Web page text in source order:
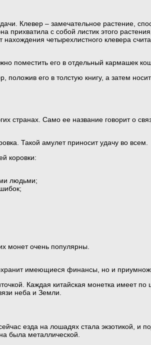
Клевер – замечательное растение,
прихватила с собой листик этого
четырехлистного клевера
поместить его в отдельный кармашек
положив его в толстую книгу, а затем
странах. Само ее название говорит о
Такой амулет приносит удачу во всем.
коровки:
людьми;
монет очень популярны.
имеющиеся финансы, но и
Каждая китайская монетка имеет
неба и Земли.
езда на лошадях стала экзотикой, и
была металлической.